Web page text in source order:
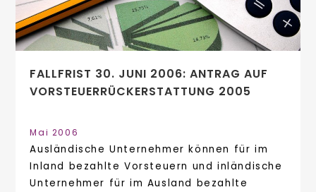
FALLFRIST 30. JUNI 2006: ANTRAG AUF
VORSTEUERRÜCKERSTATTUNG 2005
Mai 2006
Ausländische Unternehmer können für im
Inland bezahlte Vorsteuern und inländische
Unternehmer für im Ausland bezahlte